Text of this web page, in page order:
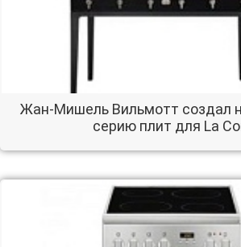
Жан-Мишель Вильмотт создал
серию плит для La